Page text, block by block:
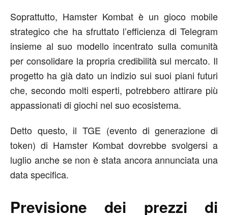
Soprattutto, Hamster Kombat è un gioco mobile
strategico che ha sfruttato l’efficienza di Telegram
insieme al suo modello incentrato sulla comunità
per consolidare la propria credibilità sul mercato. Il
progetto ha già dato un indizio sui suoi piani futuri
che, secondo molti esperti, potrebbero attirare più
appassionati di giochi nel suo ecosistema.
Detto questo, il TGE (evento di generazione di
token) di Hamster Kombat dovrebbe svolgersi a
luglio anche se non è stata ancora annunciata una
data specifica.
Previsione dei prezzi di